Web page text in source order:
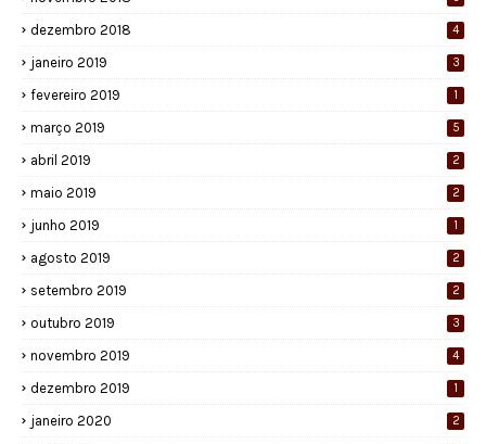
dezembro 2018 4
janeiro 2019 3
fevereiro 2019 1
março 2019 5
abril 2019 2
maio 2019 2
junho 2019 1
agosto 2019 2
setembro 2019 2
outubro 2019 3
novembro 2019 4
dezembro 2019 1
janeiro 2020 2